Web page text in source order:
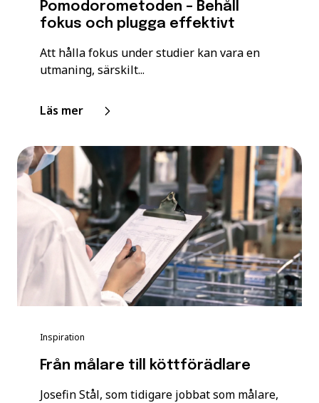
Pomodorometoden – Behåll
fokus och plugga effektivt
Att hålla fokus under studier kan vara en
utmaning, särskilt...
Läs mer
Inspiration
Från målare till köttförädlare
Josefin Stål, som tidigare jobbat som målare,